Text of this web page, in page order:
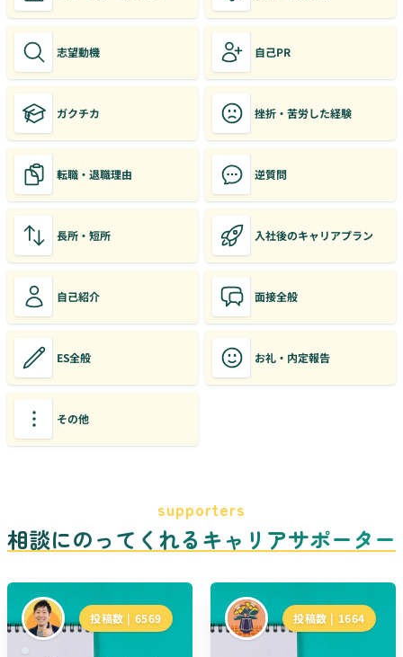
志望動機 自己PR
ガクチカ 挫折・苦労した経験
転職・退職理由 逆質問
長所・短所 入社後のキャリアプラン
自己紹介 面接全般
ES全般 お礼・内定報告
その他
supporters
相談にのってくれるキャリアサポーター
投稿数 | 6569 投稿数 | 1664